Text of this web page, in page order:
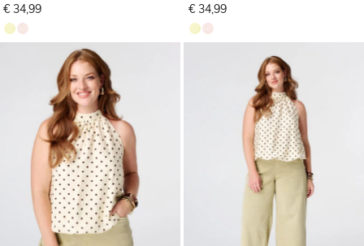
€ 34,99 € 34,99